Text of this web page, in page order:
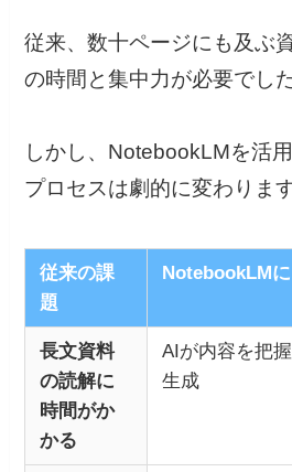
従来、数十ページにも及ぶ
の時間と集中力が必要でした
しかし、NotebookLMを活
プロセスは劇的に変わります
従来の課
題
NotebookLM
長文資料
の読解に
時間がか
かる
AIが内容を把
生成